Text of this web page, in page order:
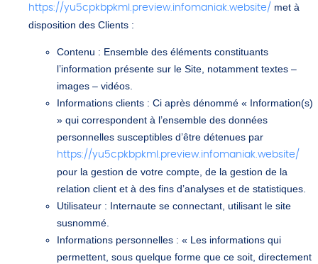
https://yu5cpkbpkml.preview.infomaniak.website/ met à
disposition des Clients :
Contenu : Ensemble des éléments constituants
l’information présente sur le Site, notamment textes –
images – vidéos.
Informations clients : Ci après dénommé « Information(s)
» qui correspondent à l’ensemble des données
personnelles susceptibles d’être détenues par
https://yu5cpkbpkml.preview.infomaniak.website/
pour la gestion de votre compte, de la gestion de la
relation client et à des fins d’analyses et de statistiques.
Utilisateur : Internaute se connectant, utilisant le site
susnommé.
Informations personnelles : « Les informations qui
permettent, sous quelque forme que ce soit, directement